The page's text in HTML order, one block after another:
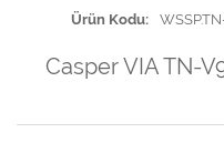
Ürün Kodu
Casper VIA TN-